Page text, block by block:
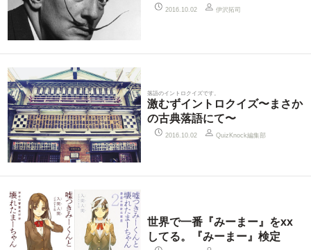
2016.10.02 伊沢拓司
落語のイントロクイズです。
激むずイントロクイズ〜まさか
の古典落語にて〜
2016.10.02 QuizKnock編集部
世界で一番『みーまー』をxx
してる。『みーまー』検定